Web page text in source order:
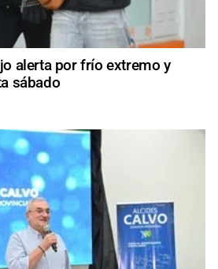
alerta por frío extremo y
sábado